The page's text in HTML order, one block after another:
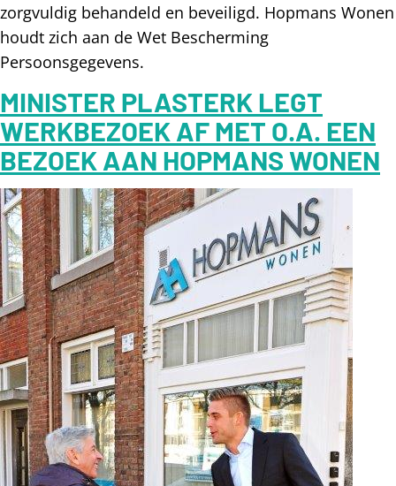
zorgvuldig behandeld en beveiligd. Hopmans Wonen
houdt zich aan de Wet Bescherming
Persoonsgegevens.
MINISTER PLASTERK LEGT
WERKBEZOEK AF MET O.A. EEN
BEZOEK AAN HOPMANS WONEN